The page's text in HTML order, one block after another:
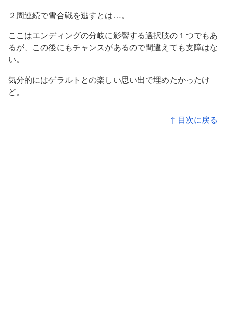
２周連続で雪合戦を逃すとは…。
ここはエンディングの分岐に影響する選択肢の１つでもあ
るが、この後にもチャンスがあるので間違えても支障はな
い。
気分的にはゲラルトとの楽しい思い出で埋めたかったけ
ど。
↑ 目次に戻る